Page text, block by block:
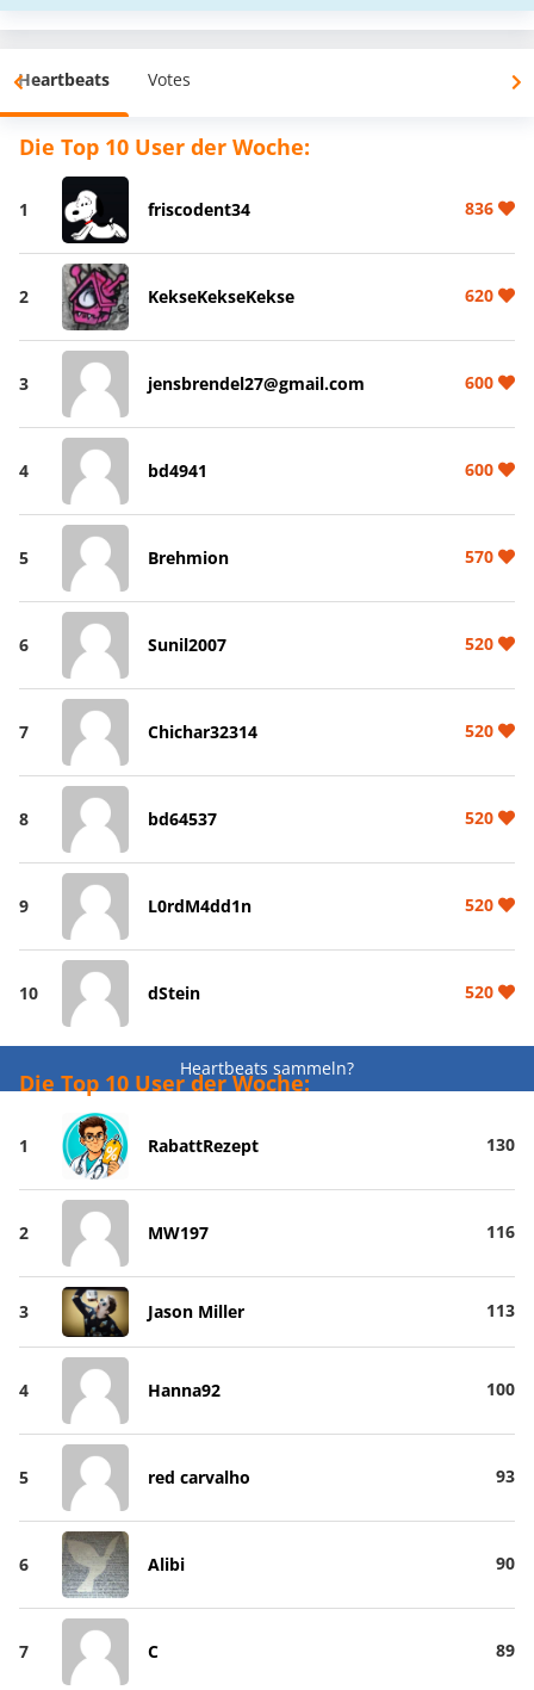
Heartbeats Votes
Die Top 10 User der Woche:
1 friscodent34 836
2 KekseKekseKekse 620
3 jensbrendel27@gmail.com 600
4 bd4941 600
5 Brehmion 570
6 Sunil2007 520
7 Chichar32314 520
8 bd64537 520
9 L0rdM4dd1n 520
10 dStein 520
Heartbeats sammeln?
Die Top 10 User der Woche:
1 RabattRezept 130
2 MW197 116
3 Jason Miller 113
4 Hanna92 100
5 red carvalho 93
6 Alibi 90
7 C 89